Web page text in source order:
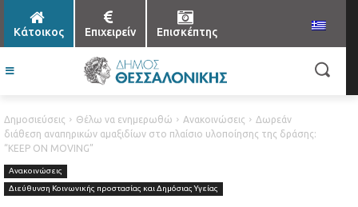
Κάτοικος Επιχειρείν Επισκέπτης
Δημοσιεύσεις Θέλω να ενημερωθώ Ανακοινώσεις
Δωρεάν
διάθεση αναπηρικών αμαξιδίων στο πλαίσιο υλοποίησης της δράσης:
“KEEP ON MOVING”
Ανακοινώσεις
Διεύθυνση Κοινωνικής προστασίας και Δημόσιας Υγείας